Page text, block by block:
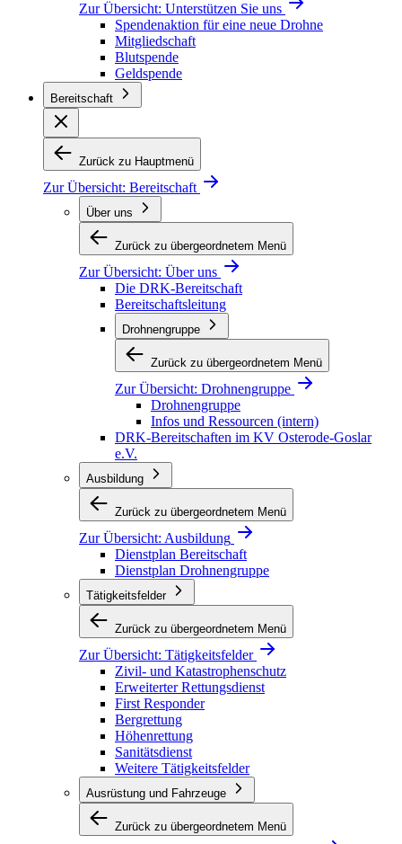
Zur Übersicht: Unterstützen Sie uns
Spendenaktion für eine neue Drohne
Mitgliedschaft
Blutspende
Geldspende
Bereitschaft
Zurück zu Hauptmenü
Zur Übersicht: Bereitschaft
Über uns
Zurück zu übergeordnetem Menü
Zur Übersicht: Über uns
Die DRK-Bereitschaft
Bereitschaftsleitung
Drohnengruppe
Zurück zu übergeordnetem Menü
Zur Übersicht: Drohnengruppe
Drohnengruppe
Infos und Ressourcen (intern)
DRK-Bereitschaften im KV Osterode-Goslar
e.V.
Ausbildung
Zurück zu übergeordnetem Menü
Zur Übersicht: Ausbildung
Dienstplan Bereitschaft
Dienstplan Drohnengruppe
Tätigkeitsfelder
Zurück zu übergeordnetem Menü
Zur Übersicht: Tätigkeitsfelder
Zivil- und Katastrophenschutz
Erweiterter Rettungsdienst
First Responder
Bergrettung
Höhenrettung
Sanitätsdienst
Weitere Tätigkeitsfelder
Ausrüstung und Fahrzeuge
Zurück zu übergeordnetem Menü